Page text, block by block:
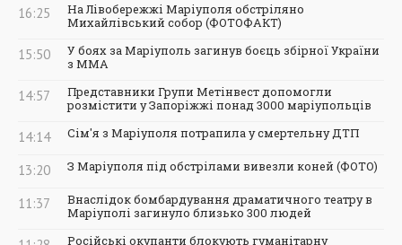
16:25
На Лівобережжі Маріуполя обстріляно
Михайлівський собор (ФОТОФАКТ)
15:50
У боях за Маріуполь загинув боєць збірної України
з ММА
14:57
Представники Групи Метінвест допомогли
розмістити у Запоріжжі понад 3000 маріупольців
14:14 Сім'я з Маріуполя потрапила у смертельну ДТП
13:20 З Маріуполя під обстрілами вивезли коней (ФОТО)
11:37
Внаслідок бомбардування драматичного театру в
Маріуполі загинуло близько 300 людей
Російські окупанти блокують гуманітарну